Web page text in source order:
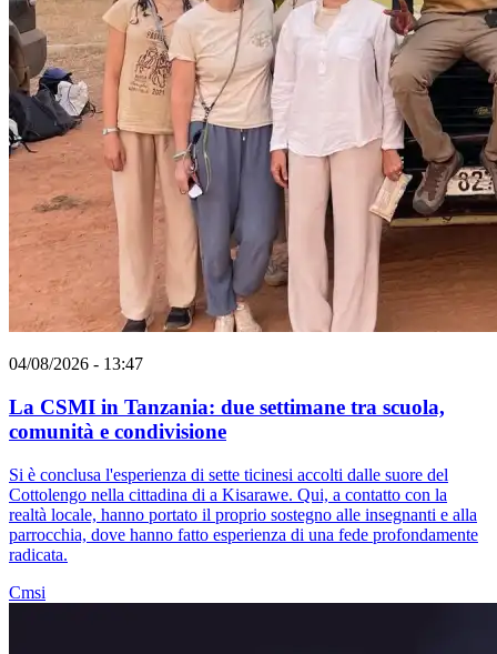
04/08/2026 - 13:47
La CSMI in Tanzania: due settimane tra scuola,
comunità e condivisione
Si è conclusa l'esperienza di sette ticinesi accolti dalle suore del
Cottolengo nella cittadina di a Kisarawe. Qui, a contatto con la
realtà locale, hanno portato il proprio sostegno alle insegnanti e alla
parrocchia, dove hanno fatto esperienza di una fede profondamente
radicata.
Cmsi